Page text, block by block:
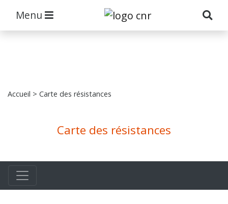
Menu
Accueil > Carte des résistances
Carte des résistances